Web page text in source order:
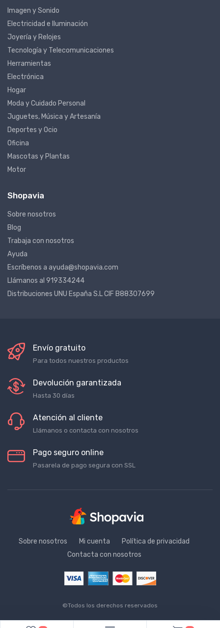
Imagen y Sonido
Electricidad e Iluminación
Joyería y Relojes
Tecnología y Telecomunicaciones
Herramientas
Electrónica
Hogar
Moda y Cuidado Personal
Juguetes, Música y Artesanía
Deportes y Ocio
Oficina
Mascotas y Plantas
Motor
Shopavia
Sobre nosotros
Blog
Trabaja con nosotros
Ayuda
Escríbenos a ayuda@shopavia.com
Llámanos al 919334244
Distribuciones UNU España S.L CIF B88307699
Envío gratuito
Para todos nuestros productos
Devolución garantizada
Hasta 30 días
Atención al cliente
Llámanos o contacta con nosotros
Pago seguro online
Pasarela de pago segura con SSL
Sobre nosotros Mi cuenta
Política de privacidad
Contacta con nosotros
©Todos los derechos reservados